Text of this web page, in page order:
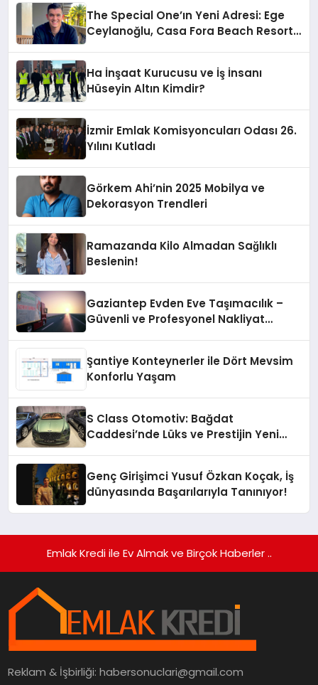
The Special One’ın Yeni Adresi: Ege
Ceylanoğlu, Casa Fora Beach Resort
Ha İnşaat Kurucusu ve İş İnsanı
Hüseyin Altın Kimdir?
İzmir Emlak Komisyoncuları Odası 26.
Yılını Kutladı
Görkem Ahi’nin 2025 Mobilya ve
Dekorasyon Trendleri
Ramazanda Kilo Almadan Sağlıklı
Beslenin!
Gaziantep Evden Eve Taşımacılık –
Güvenli ve Profesyonel Nakliyat
Şantiye Konteynerler ile Dört Mevsim
Konforlu Yaşam
S Class Otomotiv: Bağdat
Caddesi’nde Lüks ve Prestijin Yeni
Genç Girişimci Yusuf Özkan Koçak, İş
dünyasında Başarılarıyla Tanınıyor!
Emlak Kredi ile Ev Almak ve Birçok Haberler ..
Reklam & İşbirliği:habersonuclari@gmail.com